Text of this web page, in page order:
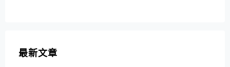
最新文章